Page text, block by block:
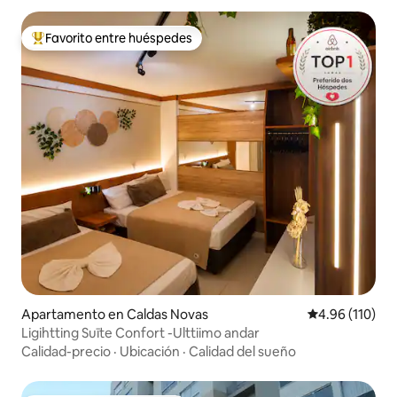
Favorito entre huéspedes preferido
Favorito entre huéspedes
Apartamento en Caldas Novas Calificación
4.96 (110)
Ligihtting Suīte Confort -Ulttiimo andar
Calidad-precio · Ubicación · Calidad del sueño